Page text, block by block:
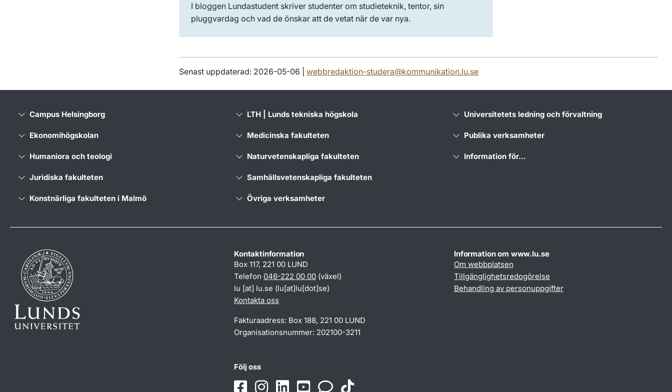
I bloggen Lundastudent skriver studenter om studieteknik, tentor, sin
pluggvardag och vad de önskar att de vetat när de var nya.
Senast uppdaterad: 2026-05-06 | webbredaktion-studera@kommunikation.lu.se
Campus Helsingborg
Ekonomihögskolan
Humaniora och teologi
Juridiska fakulteten
Konstnärliga fakulteten i Malmö
LTH | Lunds tekniska högskola
Medicinska fakulteten
Naturvetenskapliga fakulteten
Samhällsvetenskapliga fakulteten
Övriga verksamheter
Universitetets ledning och förvaltning
Publika verksamheter
Information för...
Kontaktinformation
Box 117, 221 00 LUND
Telefon 046-222 00 00 (växel)
lu [at] lu.se (lu[at]lu[dot]se)
Kontakta oss
Fakturaadress: Box 188, 221 00 LUND
Organisationsnummer: 202100-3211
Information om www.lu.se
Om webbplatsen
Tillgänglighetsredogörelse
Behandling av personuppgifter
Följ oss